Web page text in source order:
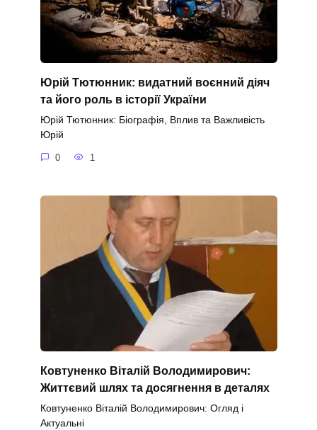
Юрій Тютюнник: видатний воєнний діяч
та його роль в історії України
Юрій Тютюнник: Біографія, Вплив та Важливість
Юрій
0 1
Ковтуненко Віталій Володимирович:
Життєвий шлях та досягнення в деталях
Ковтуненко Віталій Володимирович: Огляд і
Актуальні